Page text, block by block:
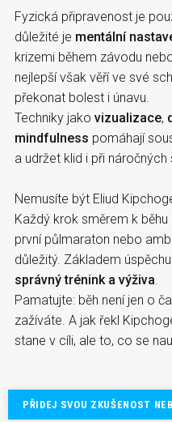
Fyzická připravenost je
důležité je mentální
krizemi během závodu
nejlepší však věří ve své
překonat bolest i únavu.
Techniky jako vizualizace,
mindfulness pomáhají
a udržet klid i při náročných
Nemusíte být Eliud
Každý krok směrem k
první půlmaraton nebo
důležitý. Základem
správný trénink a výživa
Pamatujte: běh není jen o
zažíváte. A jak řekl
stane v cíli, ale to, co se
PŘIDEJ SVOU ZKUŠENOST